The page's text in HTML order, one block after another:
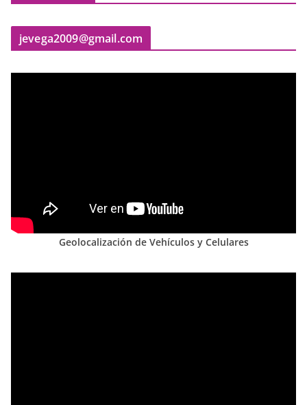
jevega2009@gmail.com
Geolocalización de Vehículos y Celulares